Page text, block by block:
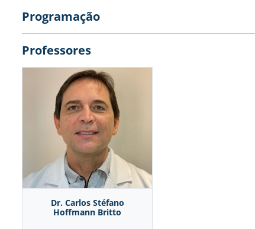
PROFESSORES
CURSOS
MEDICINA INTERNA
MUSCULOESQUELÉTICO
PRÁTICA INTENSIVA
VASCULAR COM DOPPLER
CALENDÁRIO DE CURSOS
PARCEIROS
CONTATO
Já sou aluno
Programação
Professores
Dr. Carlos Stéfano
Hoffmann Britto